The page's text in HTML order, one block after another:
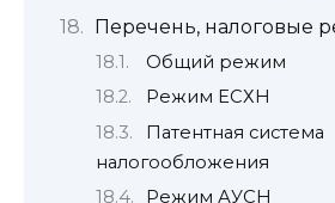
Перечень, налоговые
Общий режим
Режим ЕСХН
Патентная система
налогообложения
Режим АУСН